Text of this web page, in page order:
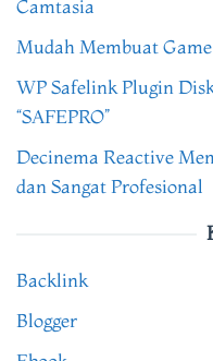
Camtasia
Mudah Membuat
WP Safelink Plugin
“SAFEPRO”
Decinema Reactive
dan Sangat Profesional
Backlink
Blogger